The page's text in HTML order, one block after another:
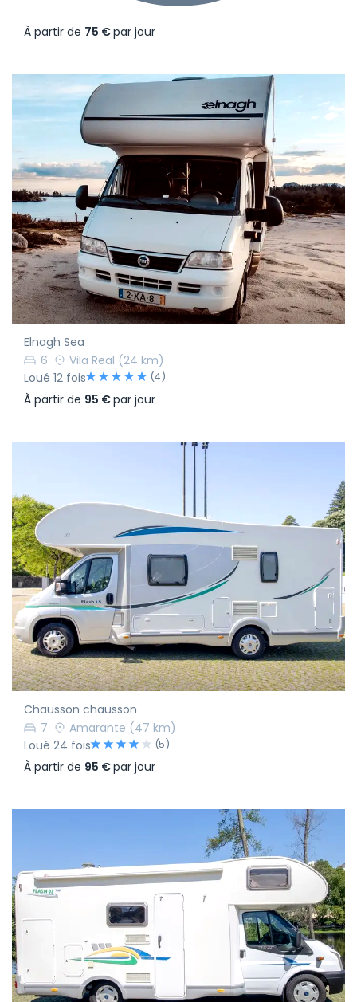
À partir de 75 €par jour
Elnagh Sea
6
Vila Real (24 km)
Loué 12 fois
(4)
À partir de 95 €par jour
Chausson chausson
7
Amarante (47 km)
Loué 24 fois
(5)
À partir de 95 €par jour